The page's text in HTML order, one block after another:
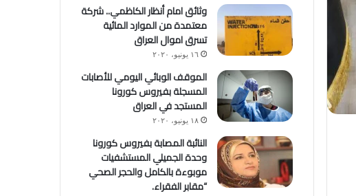
وثائق امام أنظار الكاظمي.. شركة
معتمدة من الموارد المائية
تسرق اموال العراق
١٦ يونيو، ٢٠٢٠
الموقف الوبائي اليومي للأصابات
المسجلة بفيروس كورونا
المستجد في العراق
١٨ يونيو، ٢٠٢٠
النائبة المصابة بفيروس كورونا
وحدة الجميلي المستشفيات
موبوءة بالكامل والحجر الصحي
“مقابر الفقراء.